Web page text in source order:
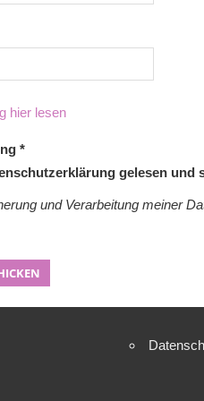
hier lesen
*
gelesen und
und Verarbeitung meiner